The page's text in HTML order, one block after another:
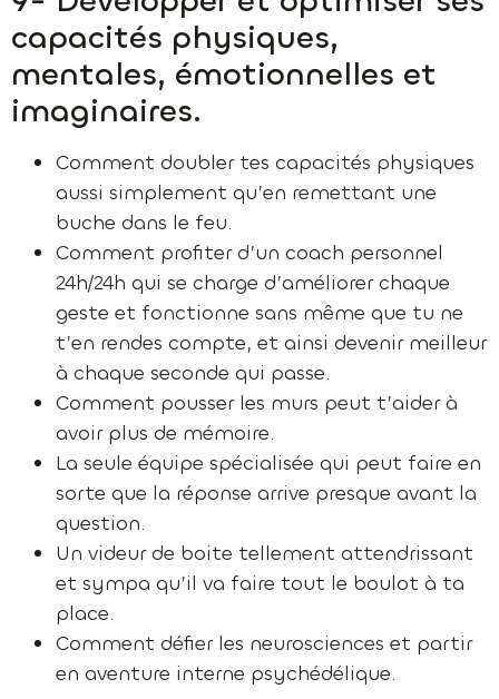
capacités physiques,
mentales, émotionnelles et
imaginaires.
Comment doubler tes capacités physiques
aussi simplement qu’en remettant une
buche dans le feu.
Comment profiter d’un coach personnel
24h/24h qui se charge d’améliorer chaque
geste et fonctionne sans même que tu ne
t’en rendes compte, et ainsi devenir meilleur
à chaque seconde qui passe.
Comment pousser les murs peut t’aider à
avoir plus de mémoire.
La seule équipe spécialisée qui peut faire en
sorte que la réponse arrive presque avant la
question.
Un videur de boite tellement attendrissant
et sympa qu’il va faire tout le boulot à ta
place.
Comment défier les neurosciences et partir
en aventure interne psychédélique.